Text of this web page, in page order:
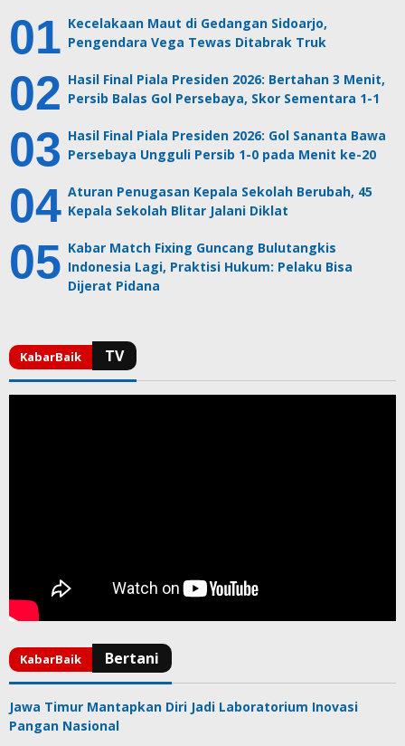
Kecelakaan Maut di Gedangan Sidoarjo,
Pengendara Vega Tewas Ditabrak Truk
Hasil Final Piala Presiden 2026: Bertahan 3 Menit,
Persib Balas Gol Persebaya, Skor Sementara 1-1
Hasil Final Piala Presiden 2026: Gol Sananta Bawa
Persebaya Ungguli Persib 1-0 pada Menit ke-20
Aturan Penugasan Kepala Sekolah Berubah, 45
Kepala Sekolah Blitar Jalani Diklat
Kabar Match Fixing Guncang Bulutangkis
Indonesia Lagi, Praktisi Hukum: Pelaku Bisa
Dijerat Pidana
Jawa Timur Mantapkan Diri Jadi Laboratorium Inovasi
Pangan Nasional